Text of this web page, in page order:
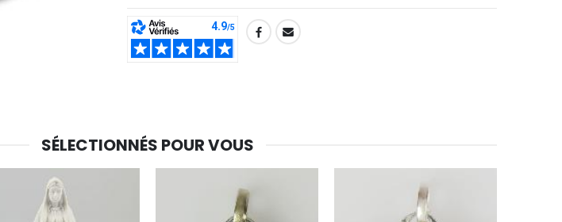
SHARE:
SÉLECTIONNÉS POUR VOUS